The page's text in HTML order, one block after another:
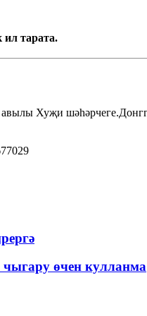
тарата.
Хуҗи
өчен кулланма